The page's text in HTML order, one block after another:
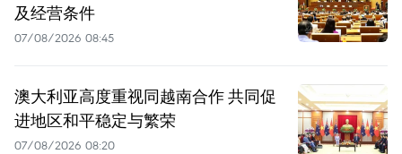
及经营条件
07/08/2026 08:45
澳大利亚高度重视同越南合作 共同促
进地区和平稳定与繁荣
07/08/2026 08:20